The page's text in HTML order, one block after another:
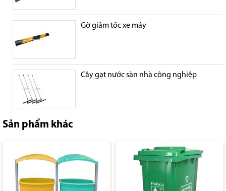
Gờ giảm tốc xe máy
Cây gạt nước sàn nhà công nghiệp
Sản phẩm khác